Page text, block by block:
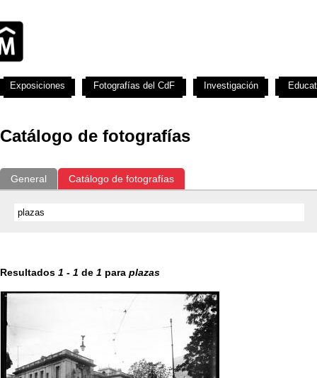
Catálogo de fotografías
General Catálogo de fotografías
Resultados 1 - 1 de 1 para plazas
Exposiciones Fotografías del CdF Investigación